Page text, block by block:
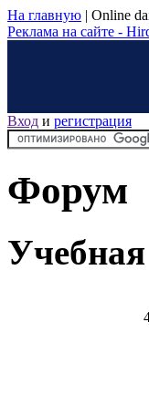
На главную | Online
Реклама на сайте -
Вход и регистрация
Форум